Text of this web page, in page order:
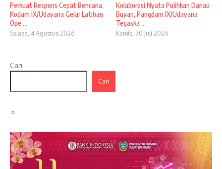
Perkuat Respons Cepat Bencana,
Kodam IX/Udayana Gelar Latihan
Ope ...
Selasa, 4 Agustus 2026
Kolaborasi Nyata Pulihkan Danau
Buyan, Pangdam IX/Udayana
Tegaska ...
Kamis, 30 Juli 2026
Cari
Cari